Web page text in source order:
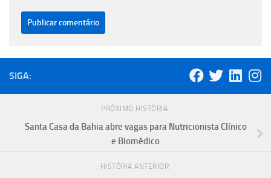
SIGA:
PRÓXIMO HISTÓRIA
Santa Casa da Bahia abre vagas para Nutricionista Clínico
e Biomédico
HISTÓRIA ANTERIOR